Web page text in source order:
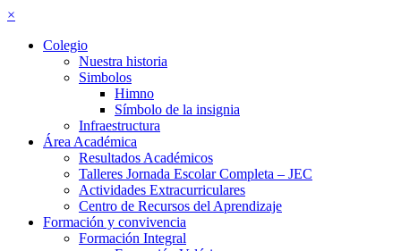
×
Colegio
Nuestra historia
Simbolos
Himno
Símbolo de la insignia
Infraestructura
Área Académica
Resultados Académicos
Talleres Jornada Escolar Completa – JEC
Actividades Extracurriculares
Centro de Recursos del Aprendizaje
Formación y convivencia
Formación Integral